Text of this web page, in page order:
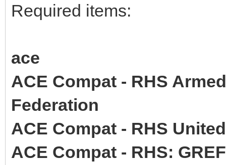
Required items:
ace
ACE Compat - RHS
Federation
ACE Compat - RHS
ACE Compat - RHS: GREF